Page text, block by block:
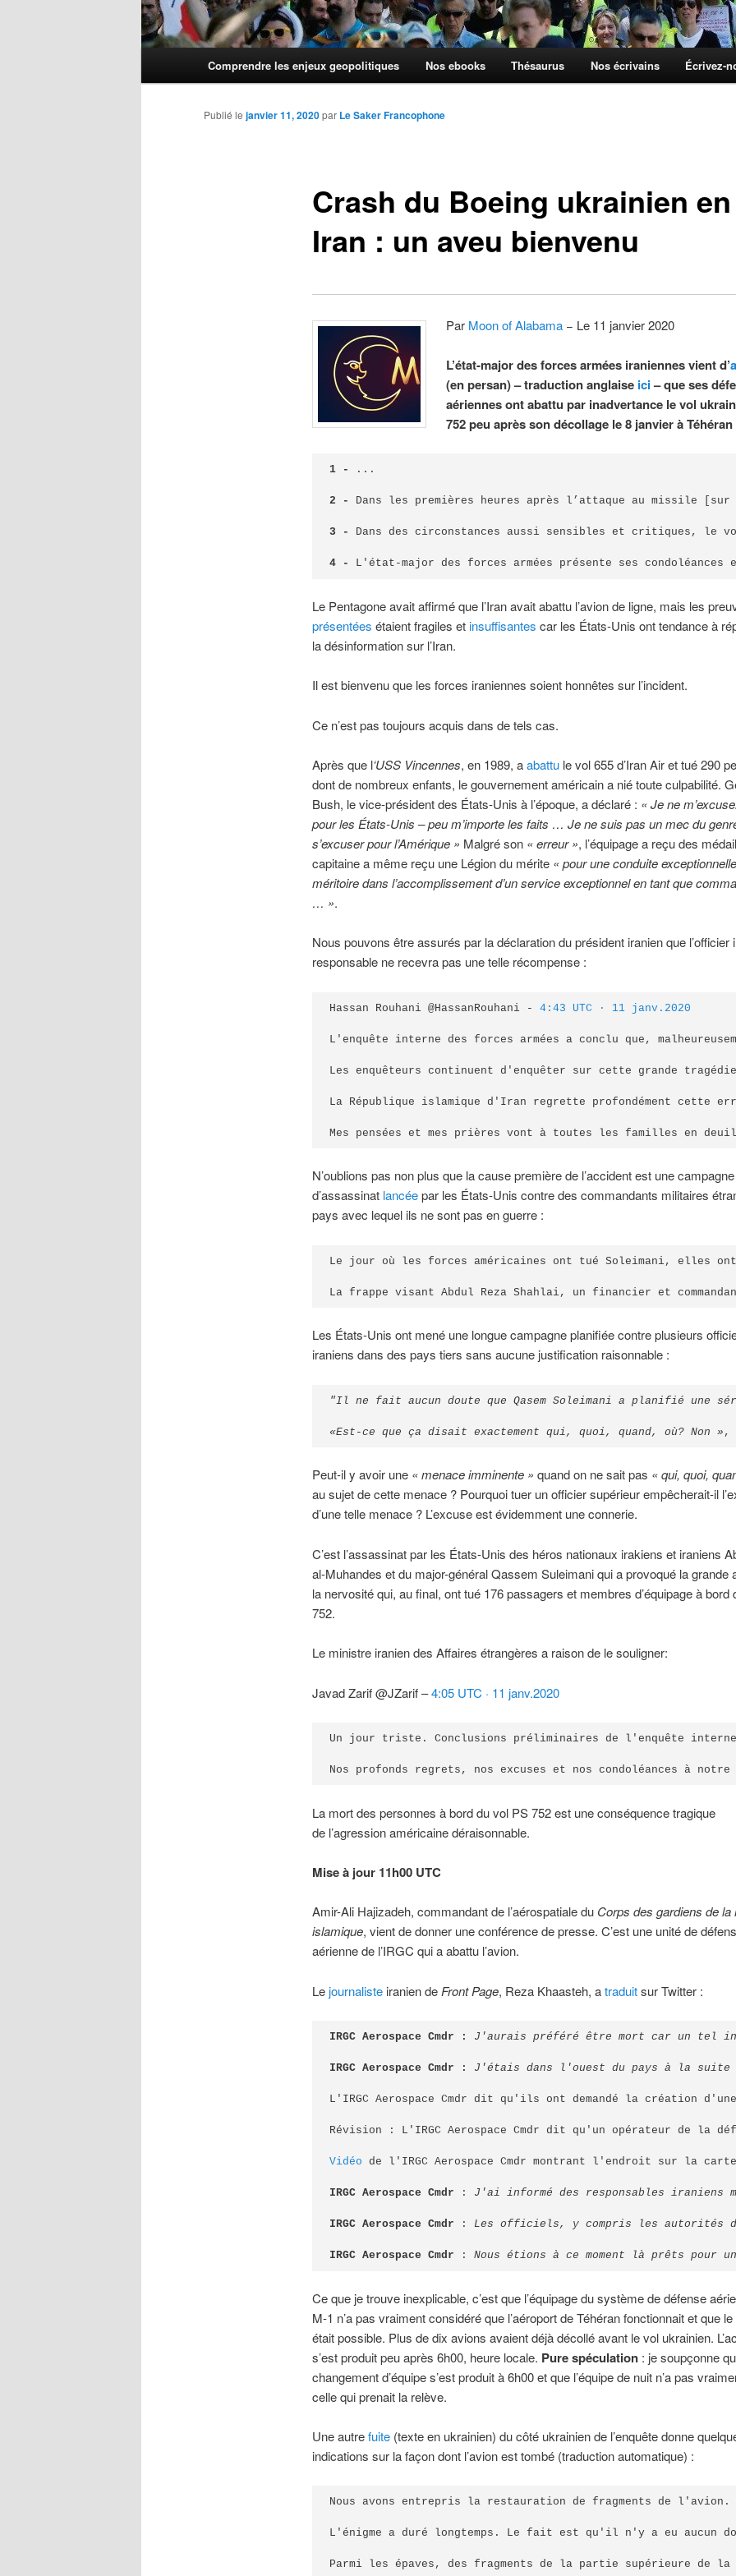
Comprendre les enjeux geopolitiques Nos ebooks Thésaurus Nos écrivains Écrivez-
Crash du Boeing ukrainien en
Iran : un aveu bienvenu
Publié le janvier 11, 2020par Le Saker Francophone
Par Moon of Alabama − Le 11 janvier 2020
L’état-major des forces armées iraniennes vient d’
(en persan) – traduction anglaise ici– que ses
aériennes ont abattu par inadvertance le vol
752 peu après son décollage le 8 janvier à Téhéran
1 - ...
2 - Dans les premières heures après l’attaque au missile
3 - Dans des circonstances aussi sensibles et critiques, le
4 - L'état-major des forces armées présente ses
Le Pentagone avait affirmé que l’Iran avait abattu l’avion de ligne, mais les
présentées étaient fragiles etinsuffisantes car les États-Unis ont tendance à
la désinformation sur l’Iran.
Il est bienvenu que les forces iraniennes soient honnêtes sur l’incident.
Ce n’est pas toujours acquis dans de tels cas.
Après que l‘USS Vincennes, en 1989, aabattule vol 655 d’Iran Air et tué 290
dont de nombreux enfants, le gouvernement américain a nié toute culpabilité.
Bush, le vice-président des États-Unis à l’époque, a déclaré : « Je ne
pour les États-Unis – peu m’importe les faits … Je ne suis pas un mec du
s’excuser pour l’Amérique » Malgré son « erreur », l’équipage a reçu des
capitaine a même reçu une Légion du mérite « pour une conduite
méritoire dans l’accomplissement d’un service exceptionnel en tant que
… ».
Nous pouvons être assurés par la déclaration du président iranien que l’officier
responsable ne recevra pas une telle récompense :
Hassan Rouhani @HassanRouhani - 4:43 UTC · 11 janv.2020
L'enquête interne des forces armées a conclu que,
Les enquêteurs continuent d'enquêter sur cette grande
La République islamique d'Iran regrette profondément cette
Mes pensées et mes prières vont à toutes les familles en
N’oublions pas non plus que la cause première de l’accident est une campagne
d’assassinat lancéepar les États-Unis contre des commandants militaires
pays avec lequel ils ne sont pas en guerre :
Le jour où les forces américaines ont tué Soleimani, elles
La frappe visant Abdul Reza Shahlai, un financier et
Les États-Unis ont mené une longue campagne planifiée contre plusieurs
iraniens dans des pays tiers sans aucune justification raisonnable :
"Il ne fait aucun doute que Qasem Soleimani a planifié une
«Est-ce que ça disait exactement qui, quoi, quand, où? Non » ,
Peut-il y avoir une « menace imminente » quand on ne sait pas « qui, quoi,
au sujet de cette menace ? Pourquoi tuer un officier supérieur empêcherait-il
d’une telle menace ? L’excuse est évidemment une connerie.
C’est l’assassinat par les États-Unis des héros nationaux irakiens et iraniens
al-Muhandes et du major-général Qassem Suleimani qui a provoqué la grande
la nervosité qui, au final, ont tué 176 passagers et membres d’équipage à bord
752.
Le ministre iranien des Affaires étrangères a raison de le souligner:
Javad Zarif @JZarif –4:05 UTC · 11 janv.2020
Un jour triste. Conclusions préliminaires de l'enquête
Nos profonds regrets, nos excuses et nos condoléances à
La mort des personnes à bord du vol PS 752 est une conséquence tragique
de l’agression américaine déraisonnable.
Mise à jour 11h00 UTC
Amir-Ali Hajizadeh, commandant de l’aérospatiale du Corps des gardiens de la
islamique, vient de donner une conférence de presse. C’est une unité de
aérienne de l’IRGC qui a abattu l’avion.
Lejournalisteiranien de Front Page, Reza Khaasteh, atraduitsur Twitter :
IRGC Aerospace Cmdr : J'aurais préféré être mort car un tel
IRGC Aerospace Cmdr : J'étais dans l'ouest du pays à la suite
L'IRGC Aerospace Cmdr dit qu'ils ont demandé la création
Révision : L'IRGC Aerospace Cmdr dit qu'un opérateur de la
Vidéo de l'IRGC Aerospace Cmdr montrant l'endroit sur la
IRGC Aerospace Cmdr : J'ai informé des responsables iraniens
IRGC Aerospace Cmdr : Les officiels, y compris les autorités
IRGC Aerospace Cmdr : Nous étions à ce moment là prêts
Ce que je trouve inexplicable, c’est que l’équipage du système de défense
M-1 n’a pas vraiment considéré que l’aéroport de Téhéran fonctionnait et que
était possible. Plus de dix avions avaient déjà décollé avant le vol ukrainien.
s’est produit peu après 6h00, heure locale. Pure spéculation: je soupçonne
changement d’équipe s’est produit à 6h00 et que l’équipe de nuit n’a pas
celle qui prenait la relève.
Une autrefuite(texte en ukrainien) du côté ukrainien de l’enquête donne
indications sur la façon dont l’avion est tombé (traduction automatique) :
Nous avons entrepris la restauration de fragments de l'avion.
L'énigme a duré longtemps. Le fait est qu'il n'y a eu aucun
Parmi les épaves, des fragments de la partie supérieure de